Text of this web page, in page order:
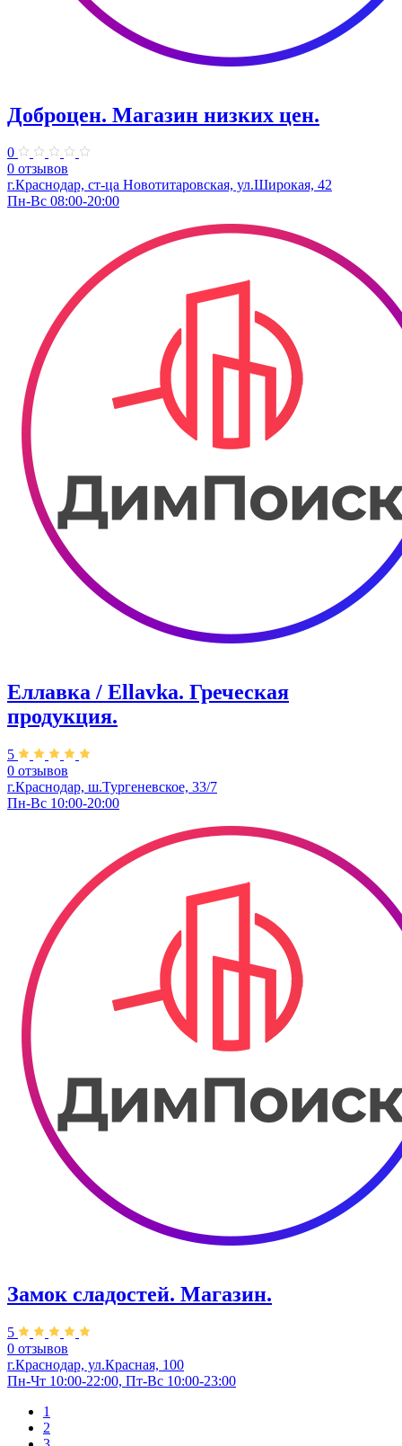
Доброцен. ​Магазин низких цен.
0
0 отзывов
г.Краснодар, ст-ца Новотитаровская, ул.Широкая, 42
Пн-Вс 08:00-20:00
Еллавка / Ellavka. Греческая
продукция.
5
0 отзывов
г.Краснодар, ш.Тургеневское, 33/7
Пн-Вс 10:00-20:00
Замок сладостей. ​Магазин.
5
0 отзывов
г.Краснодар, ул.Красная, 100
Пн-Чт 10:00-22:00, Пт-Вс 10:00-23:00
1
2